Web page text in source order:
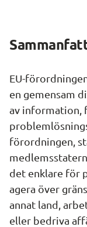
EU-
en gemensam
av information,
förordningen,
det enklare för
agera över
annat land,
eller bedriva